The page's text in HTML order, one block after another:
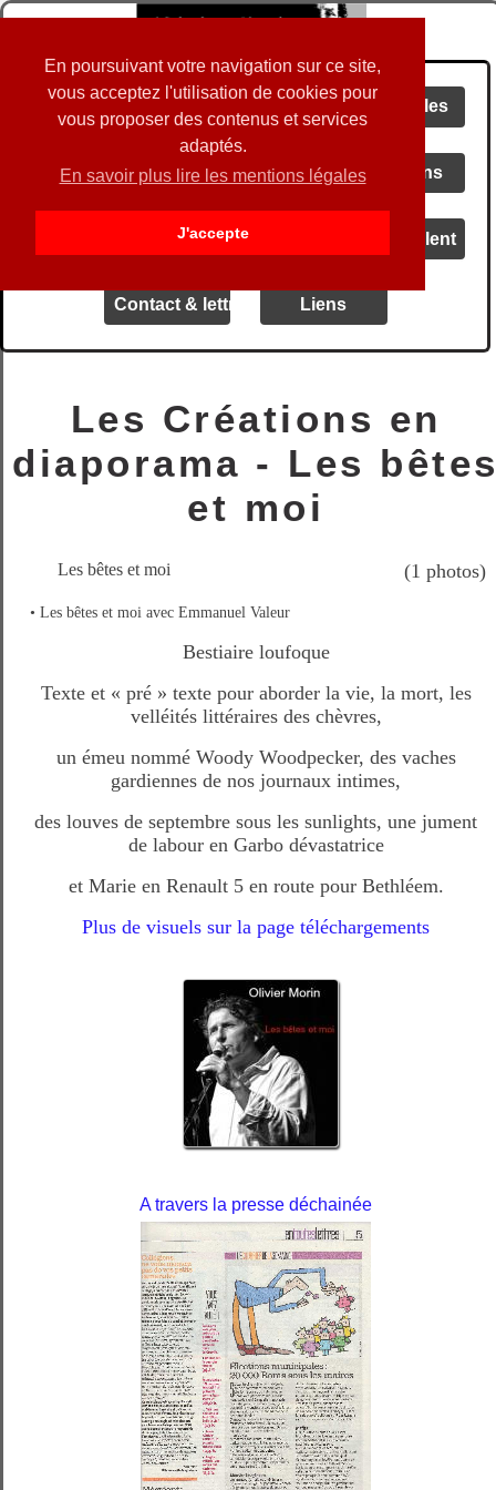
En poursuivant votre navigation sur ce site,
vous acceptez l'utilisation de cookies pour
vous proposer des contenus et services
adaptés.
En savoir plus lire les mentions légales
J'accepte
Spectacles
Audio Vidéos Créations
Blog Ils en parlent
Contact & lettre d' info Liens
Les Créations en
diaporama - Les
et moi
Les bêtes et moi (1 photos)
• Les bêtes et moi avec Emmanuel Valeur
Bestiaire loufoque
Texte et « pré » texte pour aborder la vie, la mort, les
velléités littéraires des chèvres,
un émeu nommé Woody Woodpecker, des vaches
gardiennes de nos journaux intimes,
des louves de septembre sous les sunlights, une jument
de labour en Garbo dévastatrice
et Marie en Renault 5 en route pour Bethléem.
Plus de visuels sur la page téléchargements
A travers la presse déchainée